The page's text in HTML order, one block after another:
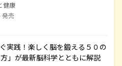
健康
発売
実践！楽しく脳を鍛える５０の
」が最新脳科学とともに解説